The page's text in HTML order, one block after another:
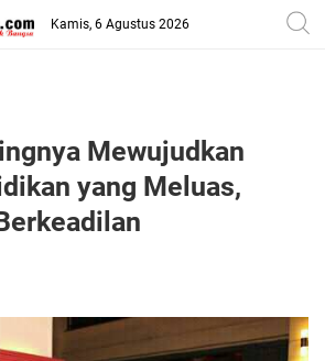
Kamis, 6 Agustus 2026
Mewujudkan
yang Meluas,